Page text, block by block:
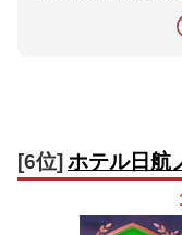
[6位] ホテル日航